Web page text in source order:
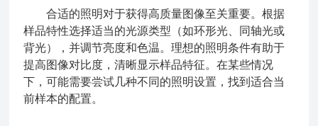
合适的照明对于获得高质量图像至关重要。根据
样品特性选择适当的光源类型（如环形光、同轴光或
背光），并调节亮度和色温。理想的照明条件有助于
提高图像对比度，清晰显示样品特征。在某些情况
下，可能需要尝试几种不同的照明设置，找到适合当
前样本的配置。